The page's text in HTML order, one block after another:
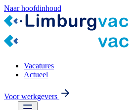
Naar hoofdinhoud
Vacatures
Actueel
Voor werkgevers